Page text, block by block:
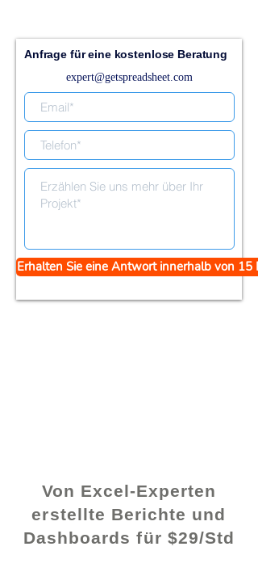
Von Excel-Experten
erstellte Berichte und
Dashboards für $29/Std
Anfrage für eine kostenlose Beratung
expert@getspreadsheet.com
Erhalten Sie eine Antwort innerhalb von 15